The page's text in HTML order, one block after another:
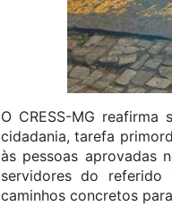
O CRESS-MG
cidadania, tarefa
às pessoas aprovadas
servidores do referido
caminhos concretos